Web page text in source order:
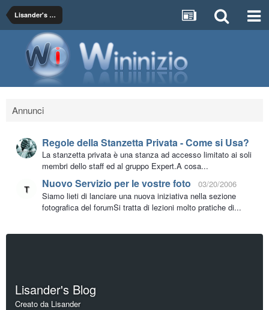
Lisander's Blog
Annunci
Regole della Stanzetta Privata - Come si Usa?
La stanzetta privata è una stanza ad accesso limitato ai soli
membri dello staff ed al gruppo Expert.A cosa...
Nuovo Servizio per le vostre foto
03/20/2006
Siamo lieti di lanciare una nuova iniziativa nella sezione
fotografica del forumSi tratta di lezioni molto pratiche di...
Lisander's Blog
Creato da Lisander